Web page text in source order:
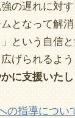
の遅れに対
となって解
」という自信
げられるよ
に支援いたし
の指導につい